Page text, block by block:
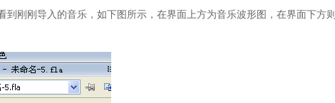
刚刚导入的音乐，如下图所示，在界面上方为音乐波形图，在界面下方则